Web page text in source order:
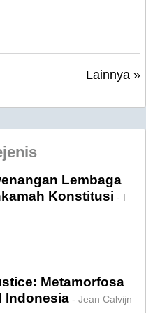
Lainnya »
Lembaga
Konstitusi - I
Metamorfosa
Indonesia - Jean Calvijn